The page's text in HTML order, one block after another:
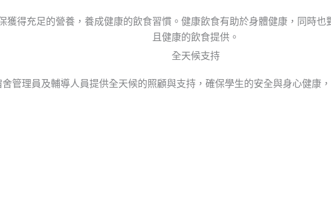
獲得充足的營養，養成健康的飲食習慣。健康飲食有助於身體健康，同時
且健康的飲食提供。
全天候支持
舍管理員及輔導人員提供全天候的照顧與支持，確保學生的安全與身心健康